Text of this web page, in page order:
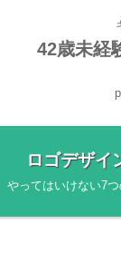
42歳未経
ロゴデザイ
やってはいけない7